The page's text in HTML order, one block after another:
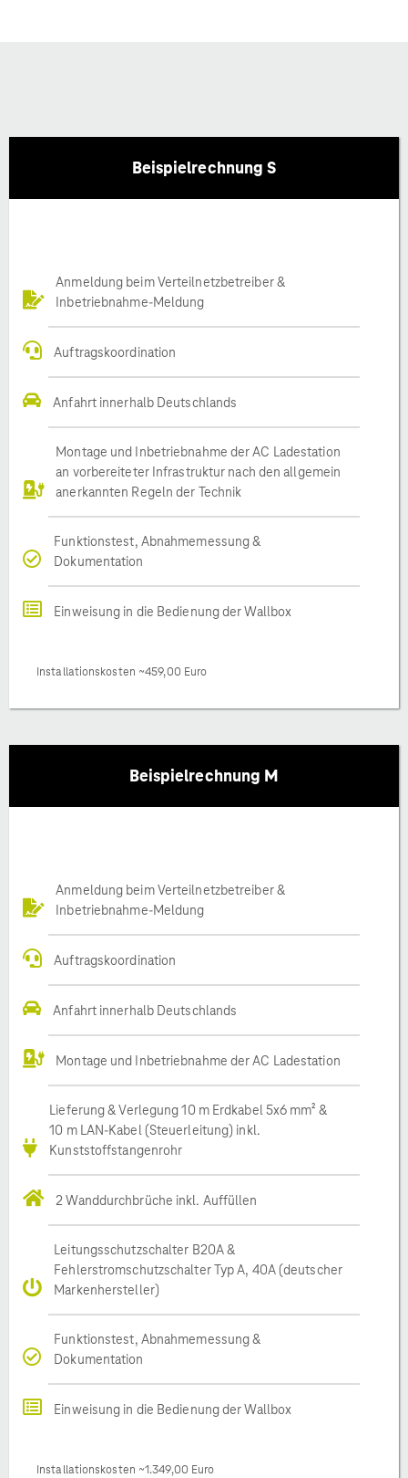
Beispielrechnung S
Anmeldung beim Verteilnetzbetreiber &
Inbetriebnahme-Meldung
Auftragskoordination
Anfahrt innerhalb Deutschlands
Montage und Inbetriebnahme der AC Ladestation
an vorbereiteter Infrastruktur nach den allgemein
anerkannten Regeln der Technik
Funktionstest, Abnahmemessung &
Dokumentation
Einweisung in die Bedienung der Wallbox
Installationskosten ~459,00 Euro
Beispielrechnung M
Anmeldung beim Verteilnetzbetreiber &
Inbetriebnahme-Meldung
Auftragskoordination
Anfahrt innerhalb Deutschlands
Montage und Inbetriebnahme der AC Ladestation
Lieferung & Verlegung 10 m Erdkabel 5x6 mm² &
10 m LAN-Kabel (Steuerleitung) inkl.
Kunststoffstangenrohr
2 Wanddurchbrüche inkl. Auffüllen
Leitungsschutzschalter B20A &
Fehlerstromschutzschalter Typ A, 40A (deutscher
Markenhersteller)
Funktionstest, Abnahmemessung &
Dokumentation
Einweisung in die Bedienung der Wallbox
Installationskosten ~1.349,00 Euro